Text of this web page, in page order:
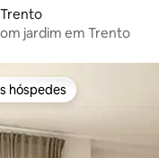
jardim em Trento
preferidos dos hóspedes
hóspedes